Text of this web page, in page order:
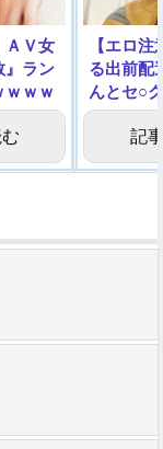
ＡＶ女
』ラン
ｗｗｗ
【エロ
る出前配
んとセ○
た…」⇒
記